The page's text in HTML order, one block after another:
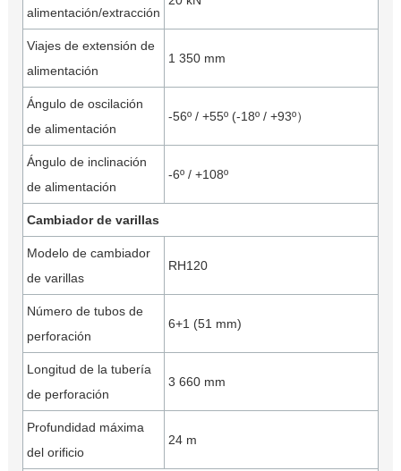
alimentación/extracción
Viajes de extensión de
alimentación
1 350 mm
Ángulo de oscilación
de alimentación
-56º / +55º (-18º / +93º）
Ángulo de inclinación
de alimentación
-6º / +108º
Cambiador de varillas
Modelo de cambiador
de varillas
RH120
Número de tubos de
perforación
6+1 (51 mm)
Longitud de la tubería
de perforación
3 660 mm
Profundidad máxima
del orificio
24 m